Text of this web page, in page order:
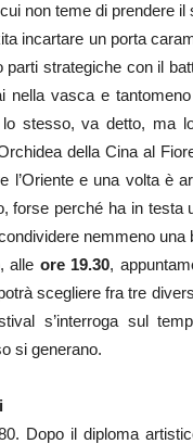
non teme di prendere il
incartare un porta
parti strategiche con il
nella vasca e
lo stesso, va detto, ma
della Cina al
l’Oriente e una volta è
forse perché ha in
nemmeno una
alle ore 19.30,
scegliere fra tre
s’interroga sul
si generano.
Dopo il diploma